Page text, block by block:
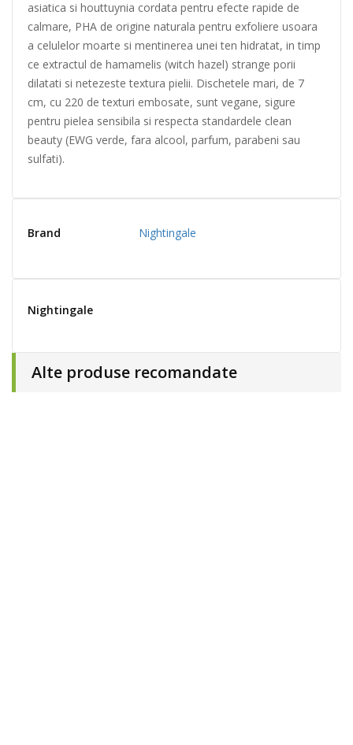
asiatica si houttuynia cordata pentru efecte rapide de
calmare, PHA de origine naturala pentru exfoliere usoara
a celulelor moarte si mentinerea unei ten hidratat, in timp
ce extractul de hamamelis (witch hazel) strange porii
dilatati si netezeste textura pielii. Dischetele mari, de 7
cm, cu 220 de texturi embosate, sunt vegane, sigure
pentru pielea sensibila si respecta standardele clean
beauty (EWG verde, fara alcool, parfum, parabeni sau
sulfati).
Brand Nightingale
Nightingale
Alte produse recomandate